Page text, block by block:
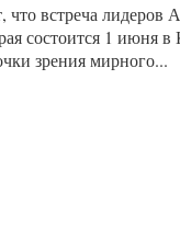
встреча лидеров
состоится 1 июня
зрения мирного...